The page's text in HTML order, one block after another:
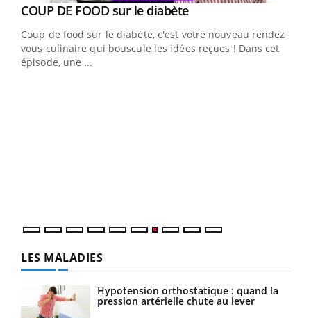
Youtube
COUP DE FOOD sur le diabèteYoutube
Coup de food sur le diabète, c'est votre nouveau rendez-
vous culinaire qui bouscule les idées reçues ! Dans cet
épisode, une ...
LES MALADIES
Hypotension orthostatique : quand la
pression artérielle chute au lever